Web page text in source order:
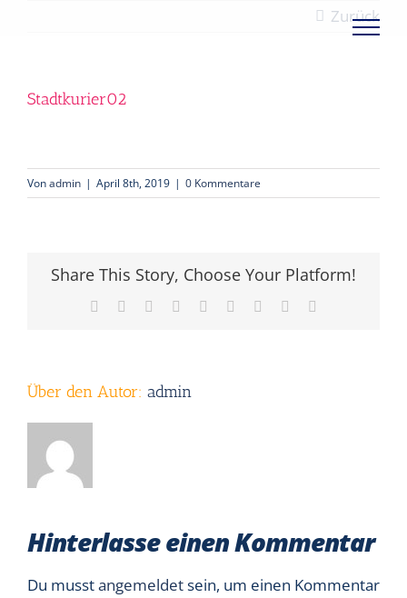
Zurück
Stadtkurier02
Vonadmin | April 8th, 2019 | 0 Kommentare
Share This Story, Choose Your Platform!
Facebook Reddit LinkedInWhatsApp
TumblrPinterest
Über den Autor: admin
Hinterlasse einen Kommentar
Du musstangemeldetsein, um einen Kommentar